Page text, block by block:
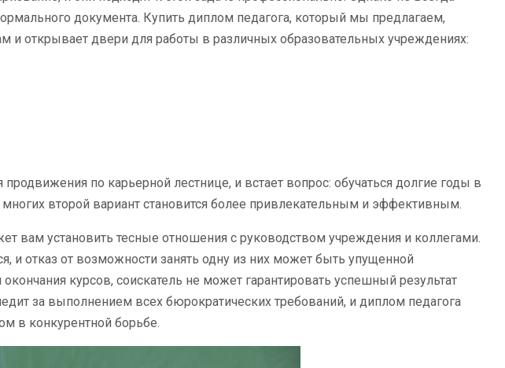
документа. Купить диплом педагога, который мы предлагаем,
и открывает двери для работы в различных образовательных учреждениях:
продвижения по карьерной лестнице, и встает вопрос: обучаться долгие годы в
второй вариант становится более привлекательным и эффективным.
вам установить тесные отношения с руководством учреждения и коллегами.
и отказ от возможности занять одну из них может быть упущенной
курсов, соискатель не может гарантировать успешный результат
за выполнением всех бюрократических требований, и диплом педагога
в конкурентной борьбе.